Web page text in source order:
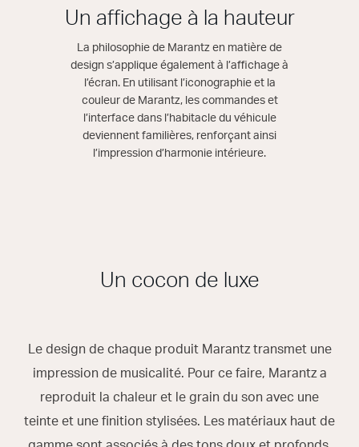
Un affichage à la hauteur
La philosophie de Marantz en matière de
design s’applique également à l’affichage à
l’écran. En utilisant l’iconographie et la
couleur de Marantz, les commandes et
l’interface dans l’habitacle du véhicule
deviennent familières, renforçant ainsi
l’impression d’harmonie intérieure.
Un cocon de luxe
Le design de chaque produit Marantz transmet une
impression de musicalité. Pour ce faire, Marantz a
reproduit la chaleur et le grain du son avec une
teinte et une finition stylisées. Les matériaux haut de